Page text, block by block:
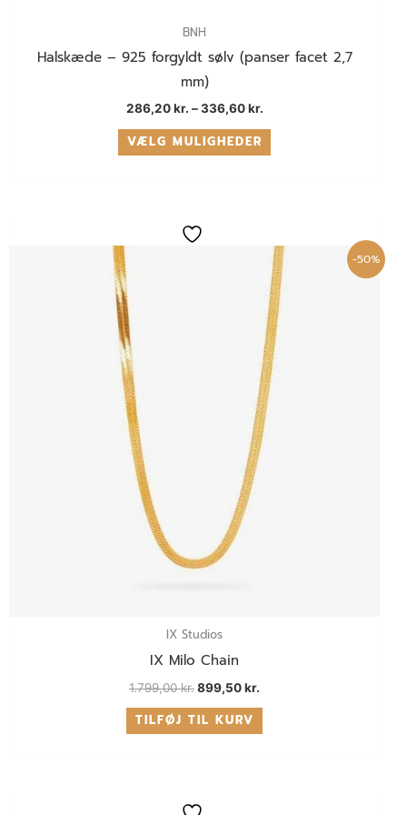
BNH
Halskæde – 925 forgyldt sølv (panser facet 2,7
mm)
286,20kr. – 336,60kr.
VÆLG MULIGHEDER
-50%
IX Studios
IX Milo Chain
1.799,00kr.
oprindelige
1.799,00 kr..
899,50kr.
pris
er:
899,50 kr..
TILFØJ TIL KURV
oprindelige